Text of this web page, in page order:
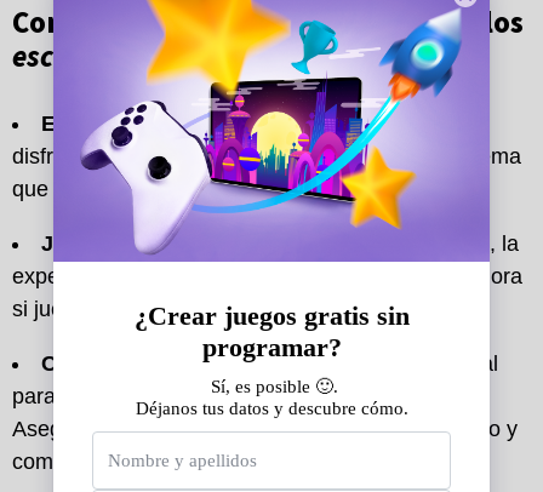
Consejos para disfrutar al máximo los
escape roomsonline gratuitos:
Elige un tema que te guste:La clave para
disfrutar de un escape room online es elegir un tema
que te atraiga y te motive a resolver los acertijos.
Juega con amigos:
Si bien puedes jugar solo, la
experiencia es mucho más divertida y enriquecedora
si juegas con amigos o familiares.
Comunícate:
La comunicación es fundamental
para resolver los acertijos y avanzar en el juego.
Asegúrate de hablar con tus compañeros de juego y
compartir tus ideas.